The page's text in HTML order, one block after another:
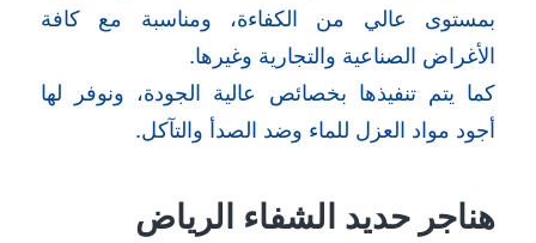
بمستوى عالي من الكفاءة، ومناسبة مع كافة
الأغراض الصناعية والتجارية وغيرها.
كما يتم تنفيذها بخصائص عالية الجودة، ونوفر لها
أجود مواد العزل للماء وضد الصدأ والتآكل.
هناجر حديد الشفاء الرياض